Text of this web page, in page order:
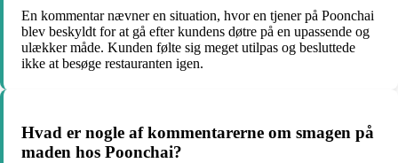
En kommentar nævner en situation, hvor en tjener på Poonchai
blev beskyldt for at gå efter kundens døtre på en upassende og
ulækker måde. Kunden følte sig meget utilpas og besluttede
ikke at besøge restauranten igen.
Hvad er nogle af kommentarerne om smagen på
maden hos Poonchai?